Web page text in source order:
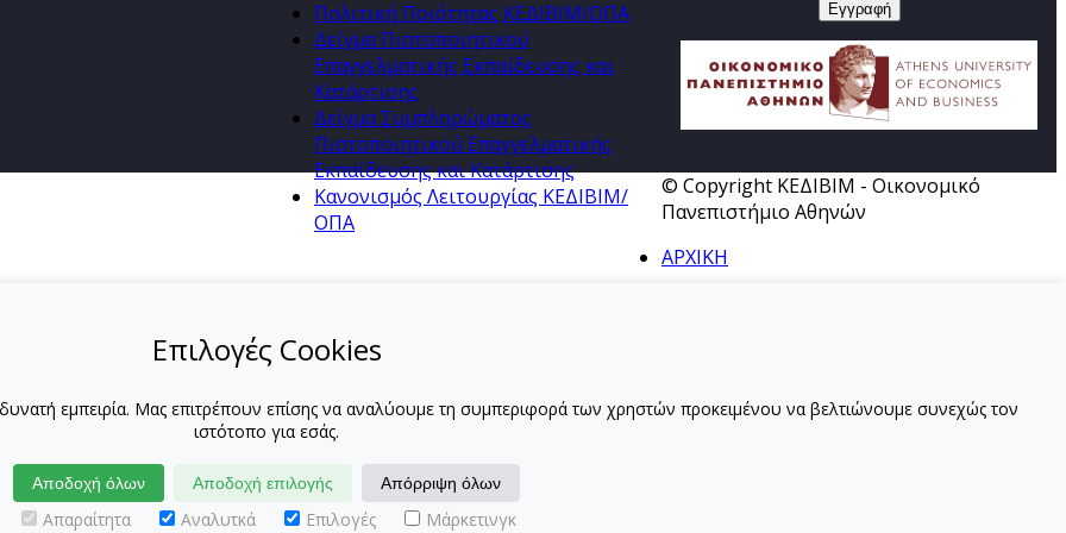
Πολιτική Ποιότητας ΚΕΔΙΒΙΜ/ΟΠΑ
Δείγμα Πιστοποιητικού
Επαγγελματικής Εκπαίδευσης και
Κατάρτισης
Δείγμα Συμπληρώματος
Πιστοποιητικού Επαγγελματικής
Εκπαίδευσης και Κατάρτισης
Κανονισμός Λειτουργίας ΚΕΔΙΒΙΜ/
ΟΠΑ
© Copyright ΚΕΔΙΒΙΜ - Οικονομικό
Πανεπιστήμιο Αθηνών
ΑΡΧΙΚΗ
Επιλογές Cookies
εμπειρία. Μας επιτρέπουν επίσης να αναλύουμε τη συμπεριφορά των χρηστών προκειμένου να βελτιώνουμε συνεχώς τον
ιστότοπο για εσάς.
Αποδοχή όλων Αποδοχή επιλογής Απόρριψη όλων
Απαραίτητα Αναλυτκά Επιλογές Μάρκετινγκ